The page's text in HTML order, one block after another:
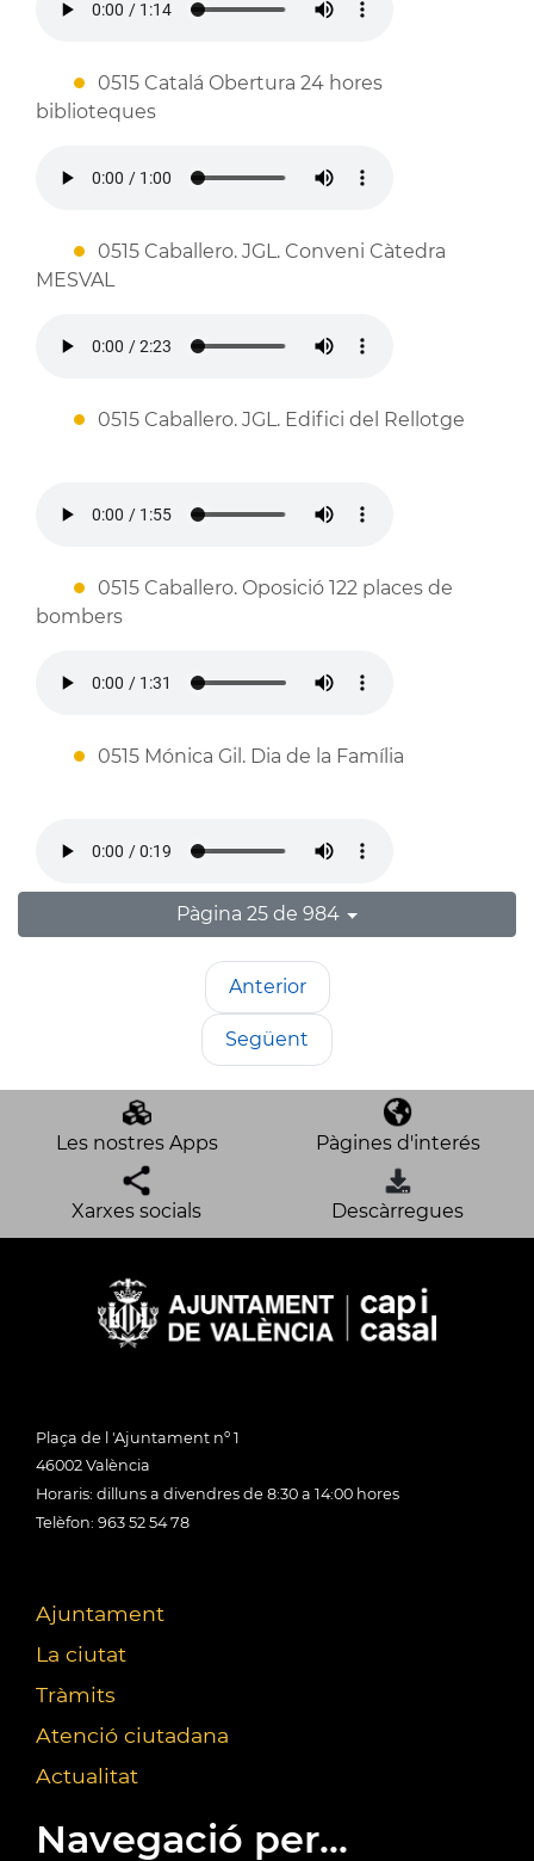
0515 Catalá Obertura 24 hores
biblioteques
0515 Caballero. JGL. Conveni Càtedra
MESVAL
0515 Caballero. JGL. Edifici del Rellotge
0515 Caballero. Oposició 122 places de
bombers
0515 Mónica Gil. Dia de la Família
Pàgina 25 de 984
Anterior
Següent
Les nostres Apps Pàgines d'interés
Xarxes socials Descàrregues
Plaça de l 'Ajuntament nº 1
46002 València
Horaris: dilluns a divendres de 8:30 a 14:00 hores
Telèfon: 963 52 54 78
Ajuntament
La ciutat
Tràmits
Atenció ciutadana
Actualitat
Navegació per...